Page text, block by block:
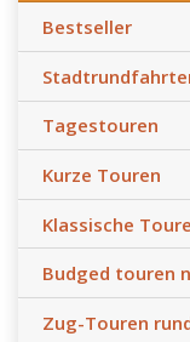
Bestseller
Tagestouren
Kurze Touren
Klassische
Budged touren
Zug-Touren